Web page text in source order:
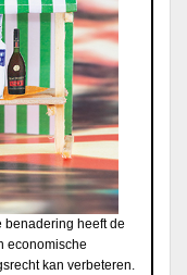
benadering heeft de
economische
kan verbeteren.